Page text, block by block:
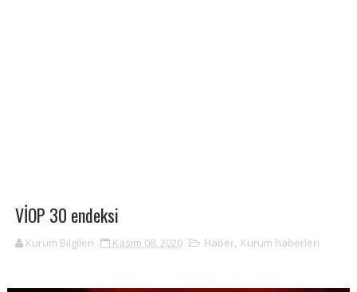
VİOP 30 endeksi
Kurum Bilgileri Kasım 08, 2020 Haber, Kurum haberleri